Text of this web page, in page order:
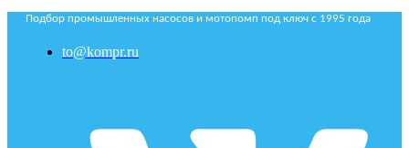
Подбор промышленных насосов и мотопомп под ключ с 1995 года
to@kompr.ru